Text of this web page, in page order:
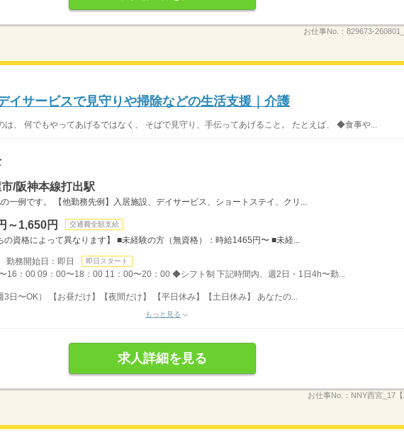
お仕事No.： 829673-
イサービスで見守りや掃除などの生活支援｜介護
は、 何でもやってあげるではなく、 そばで見守り、手伝ってあげること。 たとえば、 ◆食事や...
/阪神本線打出駅
一例です。 【他勤務先例】入居施設、デイサービス、ショートステイ、クリ...
～1,650円 交通費全額支給
の資格によって異なります】 ■未経験の方（無資格）：時給1465円〜 ■未経...
務開始日：即日 即日スタート
16：00 09：00〜18：00 11：00〜20：00 ◆シフト制 下記時間内、週2日・1日4h〜勤...
日〜OK） 【お昼だけ】【夜間だけ】 【平日休み】【土日休み】 あなたの...
もっと見る
求人詳細を見る
お仕事No.： NNY西宮_17【